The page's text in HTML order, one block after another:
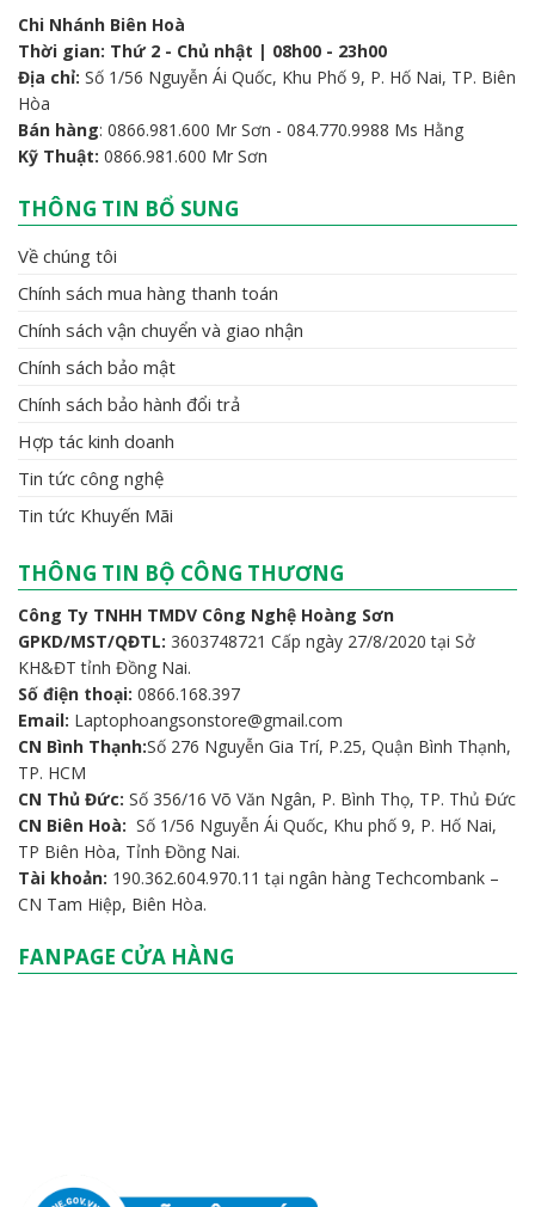
Chi Nhánh Biên Hoà
Thời gian: Thứ 2 - Chủ nhật | 08h00 - 23h00
Địa chỉ: Số 1/56 Nguyễn Ái Quốc, Khu Phố 9, P. Hố Nai, TP. Biên
Hòa
Bán hàng: 0866.981.600 Mr Sơn - 084.770.9988 Ms Hằng
Kỹ Thuật: 0866.981.600 Mr Sơn
THÔNG TIN BỔ SUNG
Về chúng tôi
Chính sách mua hàng thanh toán
Chính sách vận chuyển và giao nhận
Chính sách bảo mật
Chính sách bảo hành đổi trả
Hợp tác kinh doanh
Tin tức công nghệ
Tin tức Khuyến Mãi
THÔNG TIN BỘ CÔNG THƯƠNG
Công Ty TNHH TMDV Công Nghệ Hoàng Sơn
GPKD/MST/QĐTL: 3603748721 Cấp ngày 27/8/2020 tại Sở
KH&ĐT tỉnh Đồng Nai.
Số điện thoại: 0866.168.397
Email: Laptophoangsonstore@gmail.com
CN Bình Thạnh:Số 276 Nguyễn Gia Trí, P.25, Quận Bình Thạnh,
TP. HCM
CN Thủ Đức: Số 356/16 Võ Văn Ngân, P. Bình Thọ, TP. Thủ Đức
CN Biên Hoà: Số 1/56 Nguyễn Ái Quốc, Khu phố 9, P. Hố Nai,
TP Biên Hòa, Tỉnh Đồng Nai.
Tài khoản: 190.362.604.970.11 tại ngân hàng Techcombank –
CN Tam Hiệp, Biên Hòa.
FANPAGE CỬA HÀNG